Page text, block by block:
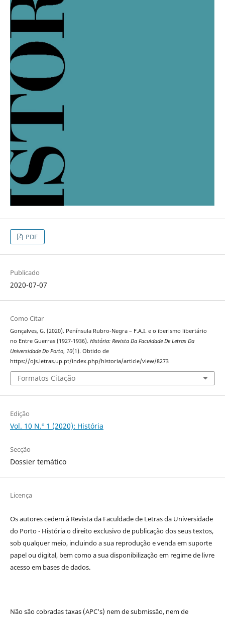
PDF
Publicado
2020-07-07
Como Citar
Gonçalves, G. (2020). Península Rubro-Negra – F.A.I. e o iberismo libertário
no Entre Guerras (1927-1936). História: Revista Da Faculdade De Letras Da
Universidade Do Porto, 10(1). Obtido de
https://ojs.letras.up.pt/index.php/historia/article/view/8273
Formatos Citação
Edição
Vol. 10 N.º 1 (2020): História
Secção
Dossier temático
Licença
Os autores cedem à Revista da Faculdade de Letras da Universidade
do Porto - Históriao direito exclusivo de publicação dos seus textos,
sob qualquer meio, incluindo a sua reprodução e venda em suporte
papel ou digital, bem como a sua disponibilização em regime de livre
acesso em bases de dados.
Não são cobradas taxas (APC's) nem de submissão, nem de